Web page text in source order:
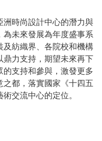
時尚設計中心的潛力與
未來發展為年度盛事系
紡織界、各院校和機構
力支持，期望未來再下
支持和參與，激發更多
都，落實國家《十四五
交流中心的定位。